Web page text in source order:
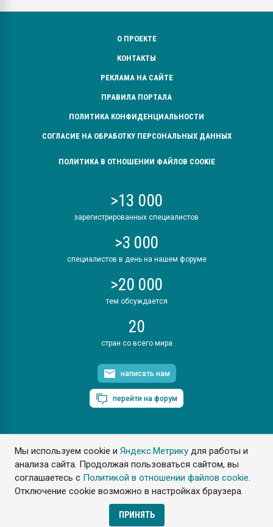
Мы используем cookie иЯндекс.Метрику для работы и
анализа сайта. Продолжая пользоваться сайтом, вы
соглашаетесь с Политикой в отношении файлов cookie.
Отключение cookie возможно в настройках браузера.
ПРИНЯТЬ
О ПРОЕКТЕ
КОНТАКТЫ
РЕКЛАМА НА САЙТЕ
ПРАВИЛА ПОРТАЛА
ПОЛИТИКА КОНФИДЕНЦИАЛЬНОСТИ
СОГЛАСИЕ НА ОБРАБОТКУ ПЕРСОНАЛЬНЫХ ДАННЫХ
ПОЛИТИКА В ОТНОШЕНИИ ФАЙЛОВ COOKIE
>13 000
зарегистрированных специалистов
>3 000
специалистов в день на нашем форуме
>20 000
тем обсуждается
20
стран со всего мира
написать нам
перейти на форум
ПластЭксперт © 2006. Все права защищены
Разрешается копирование материалов сайта с обязательной
ссылкой на www.e-plastic.ru
Разработка сайта